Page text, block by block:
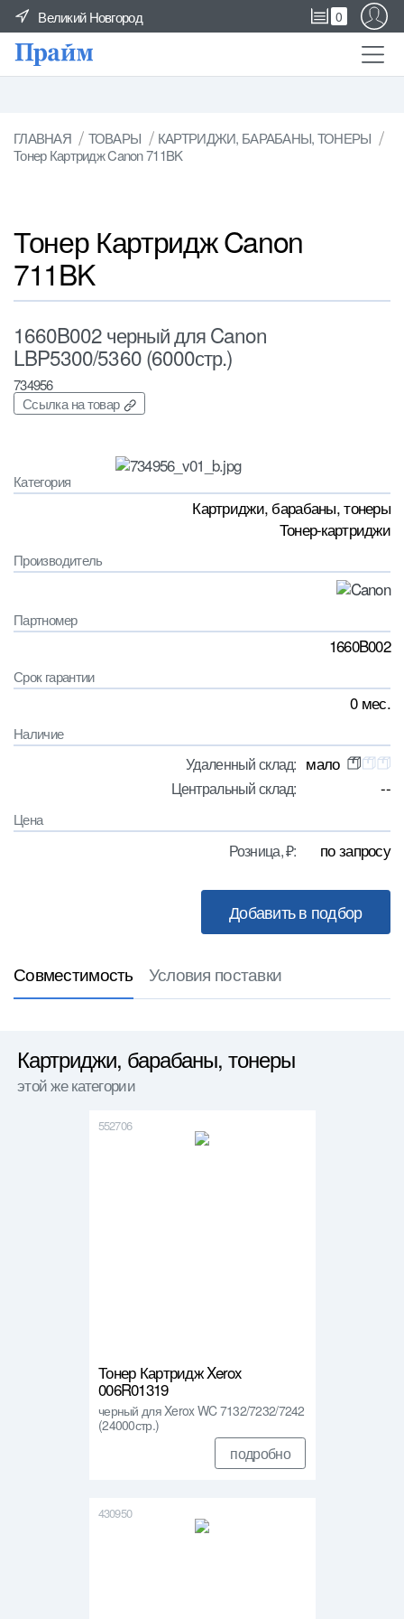
Великий Новгород 0
ГЛАВНАЯ ТОВАРЫ
КАРТРИДЖИ, БАРАБАНЫ, ТОНЕРЫ
Тонер Картридж Canon 711BK
Тонер Картридж Canon
711BK
1660B002 черный для Canon
LBP5300/5360 (6000стр.)
734956
Ссылка на товар
Категория
Картриджи, барабаны, тонеры
Тонер-картриджи
Производитель
Партномер
1660B002
Срок гарантии
0 мес.
Наличие
Удаленный склад: мало
Центральный склад: --
Цена
Розница, ₽: по запросу
Совместимость Условия поставки
Картриджи, барабаны, тонеры
этой же категории
552706
Тонер Картридж Xerox
006R01319
черный для Xerox WC 7132/7232/7242
(24000стр.)
подробно
430950